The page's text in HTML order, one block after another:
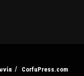
CorfuPress.com